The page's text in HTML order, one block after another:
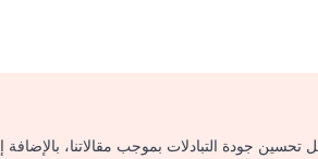
تحسين جودة التبادلات بموجب مقالاتنا،